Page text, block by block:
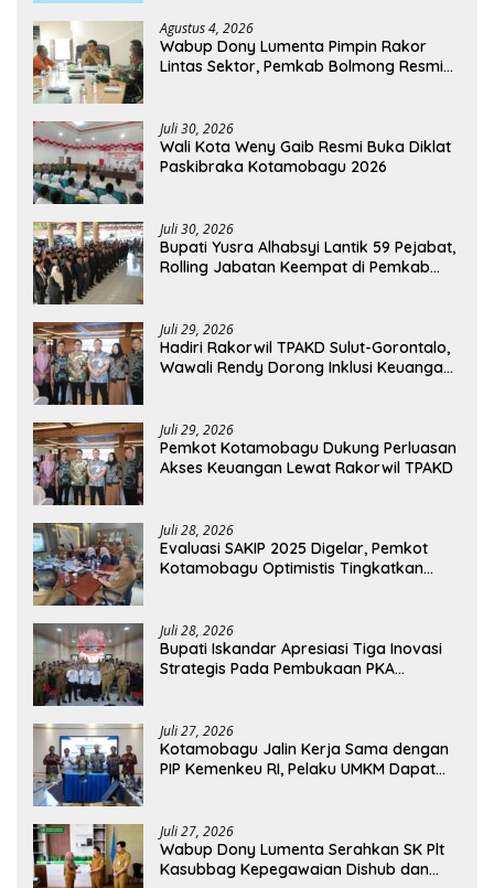
Agustus 4, 2026
Wabup Dony Lumenta Pimpin Rakor
Lintas Sektor, Pemkab Bolmong Resmi
Juli 30, 2026
Wali Kota Weny Gaib Resmi Buka Diklat
Paskibraka Kotamobagu 2026
Juli 30, 2026
Bupati Yusra Alhabsyi Lantik 59 Pejabat,
Rolling Jabatan Keempat di Pemkab
Juli 29, 2026
Hadiri Rakorwil TPAKD Sulut-Gorontalo,
Wawali Rendy Dorong Inklusi Keuangan
Juli 29, 2026
Pemkot Kotamobagu Dukung Perluasan
Akses Keuangan Lewat Rakorwil TPAKD
Juli 28, 2026
Evaluasi SAKIP 2025 Digelar, Pemkot
Kotamobagu Optimistis Tingkatkan
Juli 28, 2026
Bupati Iskandar Apresiasi Tiga Inovasi
Strategis Pada Pembukaan PKA
Juli 27, 2026
Kotamobagu Jalin Kerja Sama dengan
PIP Kemenkeu RI, Pelaku UMKM Dapat
Juli 27, 2026
Wabup Dony Lumenta Serahkan SK Plt
Kasubbag Kepegawaian Dishub dan